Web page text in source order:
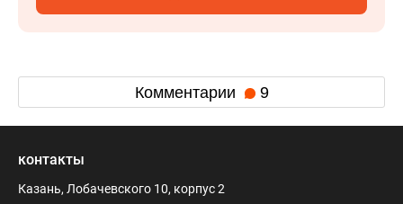
Комментарии 9
контакты
Казань, Лобачевского 10, корпус 2